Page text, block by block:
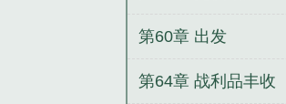
第60章 出发
第64章 战利品丰收